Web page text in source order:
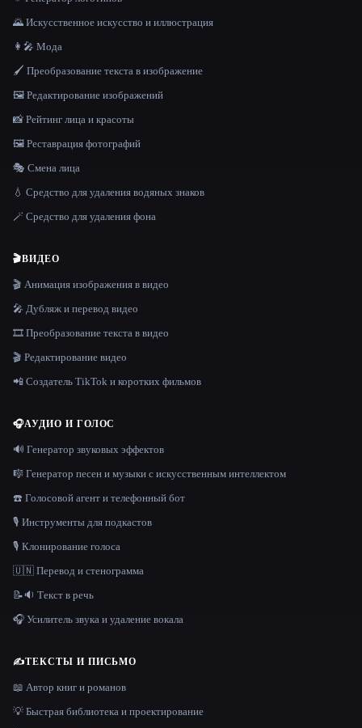
🌄 Искусственное искусство и иллюстрация
👩‍🎤 Мода
🖌️ Преобразование текста в изображение
🖼️ Редактирование изображений
📸 Рейтинг лица и красоты
🖼️ Реставрация фотографий
🎭 Смена лица
💧 Средство для удаления водяных знаков
🪄 Средство для удаления фона
🎬ВИДЕО
🎬 Анимация изображения в видео
🎤 Дубляж и перевод видео
🎞️ Преобразование текста в видео
🎬 Редактирование видео
📲 Создатель TikTok и коротких фильмов
🎧АУДИО И ГОЛОС
🔊 Генератор звуковых эффектов
🎼 Генератор песен и музыки с искусственным интеллектом
☎️ Голосовой агент и телефонный бот
🎙️ Инструменты для подкастов
🎙️ Клонирование голоса
🇺🇳 Перевод и стенограмма
📝🔉 Текст в речь
🎧 Усилитель звука и удаление вокала
✍️ТЕКСТЫ И ПИСЬМО
📖 Автор книг и романов
💡 Быстрая библиотека и проектирование